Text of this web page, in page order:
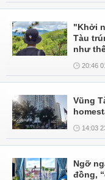
"Khởi
Tàu
như
20:46
Vũng
14:03
Ngỡ
đồng,